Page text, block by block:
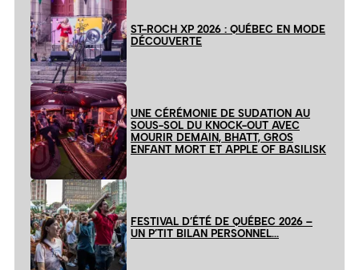
ST-ROCH XP 2026 : QUÉBEC EN MODE
DÉCOUVERTE
UNE CÉRÉMONIE DE SUDATION AU
SOUS-SOL DU KNOCK-OUT AVEC
MOURIR DEMAIN, BHATT, GROS
ENFANT MORT ET APPLE OF BASILISK
FESTIVAL D’ÉTÉ DE QUÉBEC 2026 –
UN P’TIT BILAN PERSONNEL…